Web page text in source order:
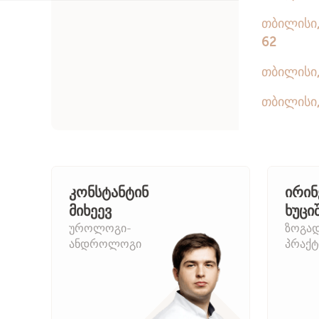
კონსტანტინ
მიხეევ
უროლოგი-
ანდროლოგი